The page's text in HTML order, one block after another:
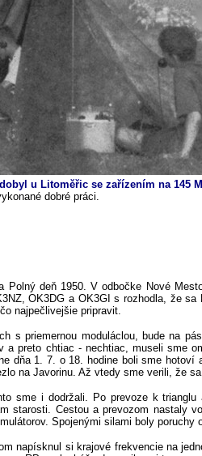
u Litoměřic se zařízením na 145
dobré práci.
deň 1950. V odbočke Nové
OK3DG a OK3GI s rozhodla, že
najpečlivejšie pripravit.
s priemernou moduláclou, bude na
a preto chtiac - nechtiac, museli sme
dňa 1. 7. o 18. hodine boli sme
na Javorinu. Až vtedy sme verili, že
sme i dodržali. Po prevoze k
starosti. Cestou a prevozom nastaly
Spojenými silami boly poruchy
napísknul si krajové frekvencie na